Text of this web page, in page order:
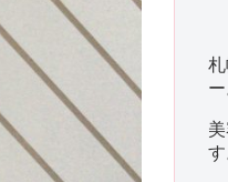
ー
す